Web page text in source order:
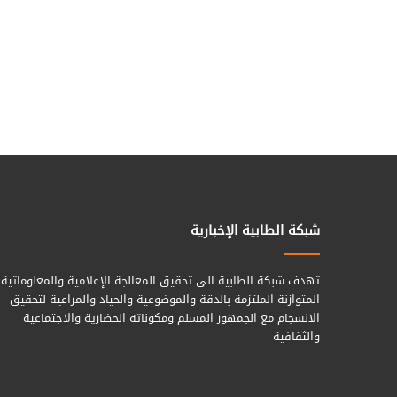
شبكة الطابية الإخبارية
تهدف شبكة الطابية الى تحقيق المعالجة الإعلامية والمعلوماتية
المتوازنة الملتزمة بالدقة والموضوعية والحياد والمراعية لتحقيق
الانسجام مع الجمهور المسلم ومكوناته الحضارية والاجتماعية
والثقافية